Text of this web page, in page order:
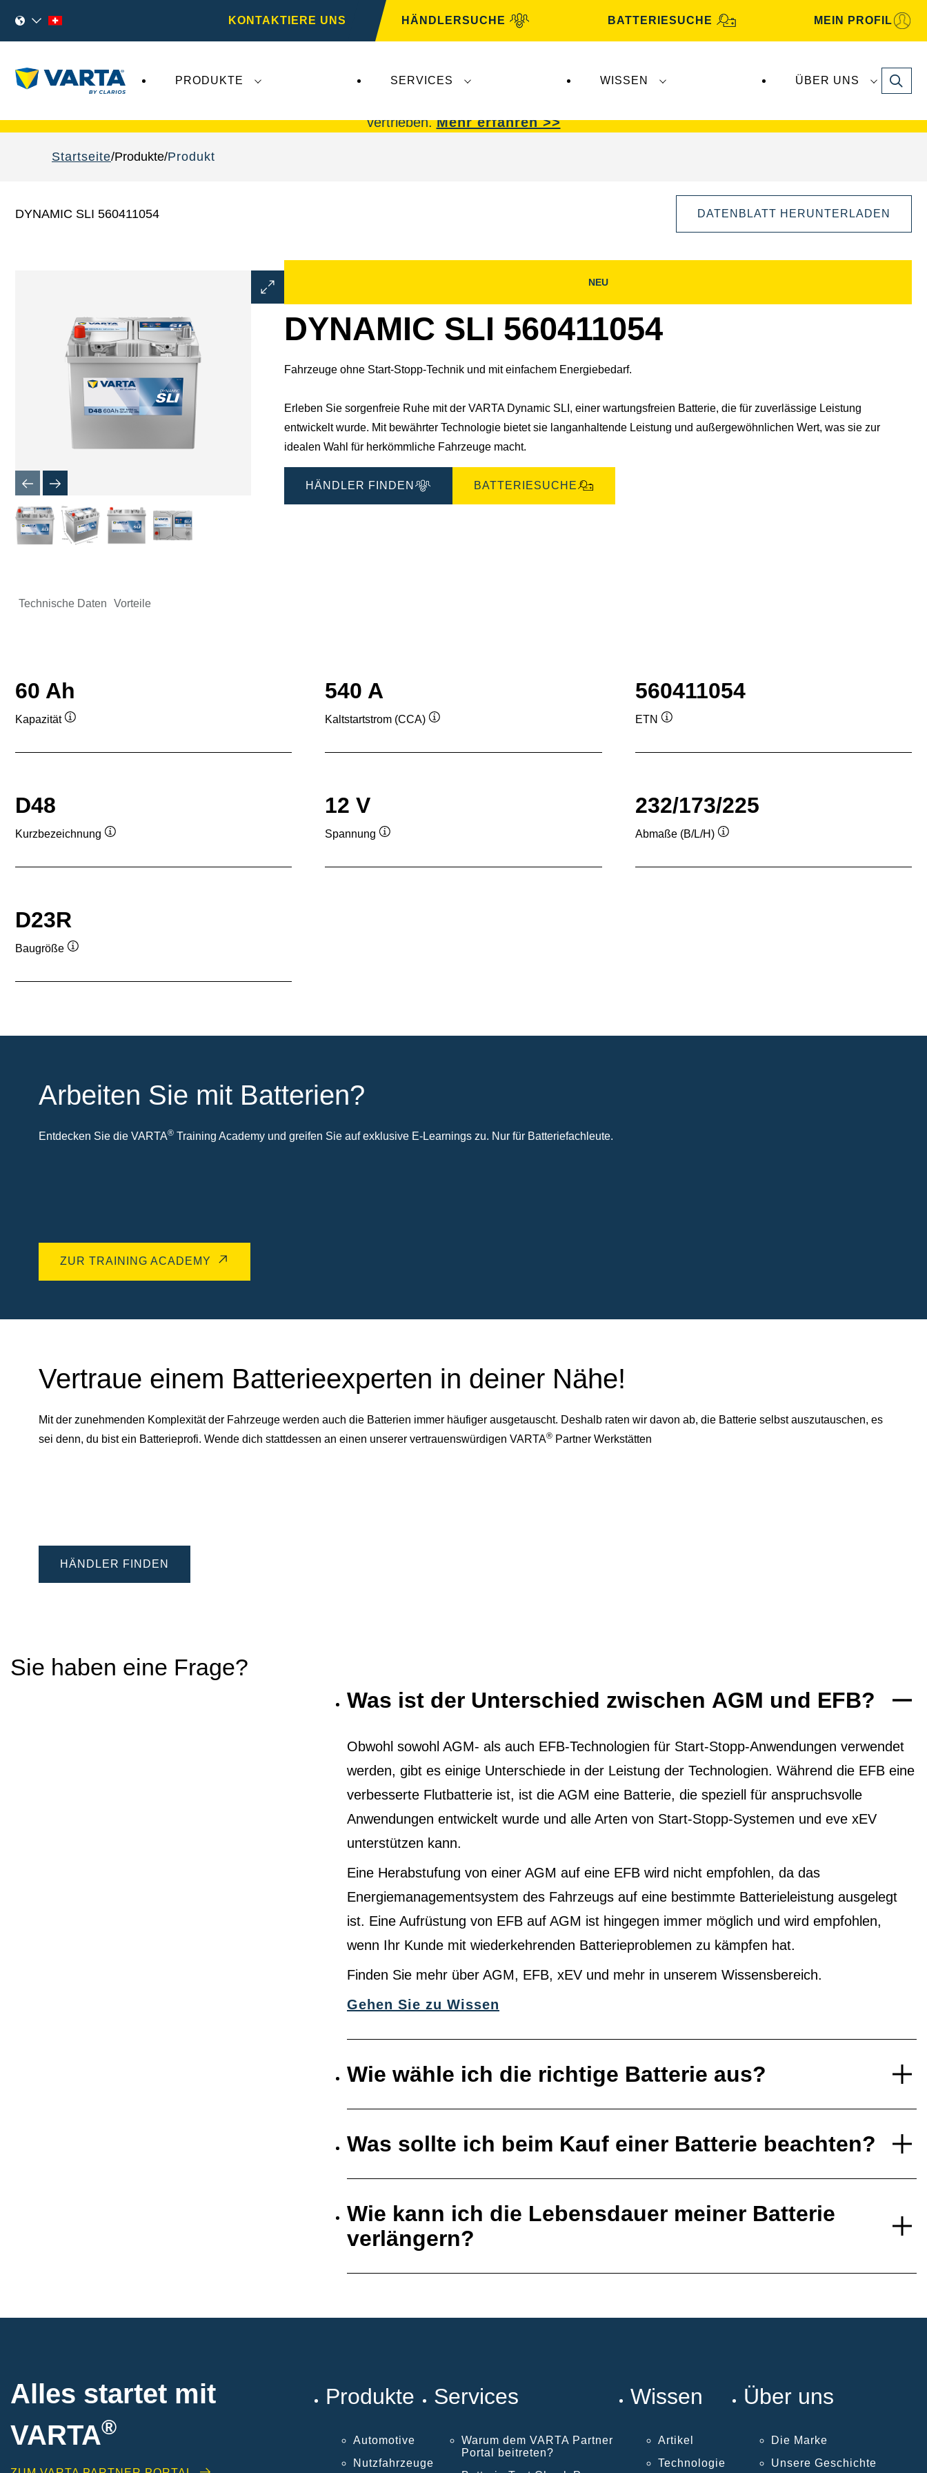
KONTAKTIERE UNS HÄNDLERSUCHE BATTERIESUCHE MEIN PROFIL
PRODUKTE SERVICES WISSEN ÜBER UNS Search
vertrieben.Mehr erfahren >>
Startseite Produkte Produkt
DYNAMIC SLI 560411054 DATENBLATT HERUNTERLADEN
Bilddialog
öffnen
NEU
DYNAMIC SLI 560411054
Fahrzeuge ohne Start-Stopp-Technik und mit einfachem Energiebedarf.
Erleben Sie sorgenfreie Ruhe mit der VARTA Dynamic SLI, einer wartungsfreien Batterie, die für zuverlässige Leistung
entwickelt wurde. Mit bewährter Technologie bietet sie langanhaltende Leistung und außergewöhnlichen Wert, was sie zur
idealen Wahl für herkömmliche Fahrzeuge macht.
HÄNDLER FINDEN BATTERIESUCHE
Technische Daten Vorteile
60 Ah
Kapazität
540 A
Kaltstartstrom (CCA)
560411054
ETN
D48
Kurzbezeichnung
12 V
Spannung
232/173/225
Abmaße (B/L/H)
D23R
Baugröße
Arbeiten Sie mit Batterien?
Entdecken Sie die VARTA® Training Academy und greifen Sie auf exklusive E-Learnings zu. Nur für Batteriefachleute.
ZUR TRAINING ACADEMY
Vertraue einem Batterieexperten in deiner Nähe!
Mit der zunehmenden Komplexität der Fahrzeuge werden auch die Batterien immer häufiger ausgetauscht. Deshalb raten wir davon ab, die Batterie selbst auszutauschen, es
sei denn, du bist ein Batterieprofi. Wende dich stattdessen an einen unserer vertrauenswürdigen VARTA® Partner Werkstätten
HÄNDLER FINDEN
Sie haben eine Frage?
Was ist der Unterschied zwischen AGM und EFB?
Obwohl sowohl AGM- als auch EFB-Technologien für Start-Stopp-Anwendungen verwendet
werden, gibt es einige Unterschiede in der Leistung der Technologien. Während die EFB eine
verbesserte Flutbatterie ist, ist die AGM eine Batterie, die speziell für anspruchsvolle
Anwendungen entwickelt wurde und alle Arten von Start-Stopp-Systemen und eve xEV
unterstützen kann.
Eine Herabstufung von einer AGM auf eine EFB wird nicht empfohlen, da das
Energiemanagementsystem des Fahrzeugs auf eine bestimmte Batterieleistung ausgelegt
ist. Eine Aufrüstung von EFB auf AGM ist hingegen immer möglich und wird empfohlen,
wenn Ihr Kunde mit wiederkehrenden Batterieproblemen zu kämpfen hat.
Finden Sie mehr über AGM, EFB, xEV und mehr in unserem Wissensbereich.
Gehen Sie zu Wissen
Wie wähle ich die richtige Batterie aus?
Was sollte ich beim Kauf einer Batterie beachten?
Wie kann ich die Lebensdauer meiner Batterie
verlängern?
Alles startet mit
VARTA®
Produkte
Automotive
Nutzfahrzeuge
Services
Warum dem VARTA Partner
Portal beitreten?
Wissen
Artikel
Technologie
Über uns
Die Marke
Unsere Geschichte